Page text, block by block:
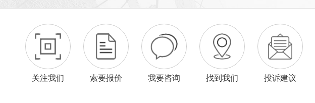
关注我们 索要报价 我要咨询 找到我们 投诉建议